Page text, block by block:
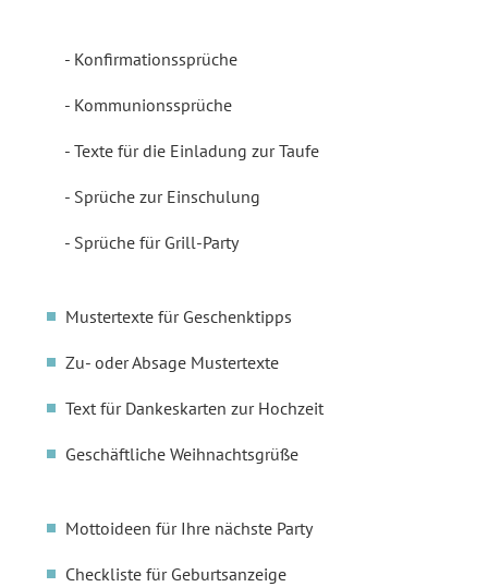
Konfirmationssprüche
Kommunionssprüche
Texte für die Einladung zur Taufe
Sprüche zur Einschulung
Sprüche für Grill-Party
Mustertexte für Geschenktipps
Zu- oder Absage Mustertexte
Text für Dankeskarten zur Hochzeit
Geschäftliche Weihnachtsgrüße
Mottoideen für Ihre nächste Party
Checkliste für Geburtsanzeige